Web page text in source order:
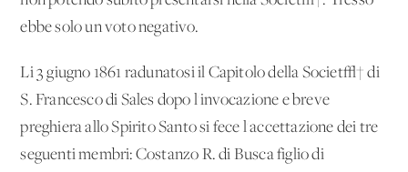
ebbe solo un voto negativo.
Li 3 giugno 1861 radunatosi il Capitolo della Societ√† di
S. Francesco di Sales dopo l'invocazione e breve
preghiera allo Spirito Santo si fece l'accettazione dei tre
seguenti membri: Costanzo R. di Busca figlio di